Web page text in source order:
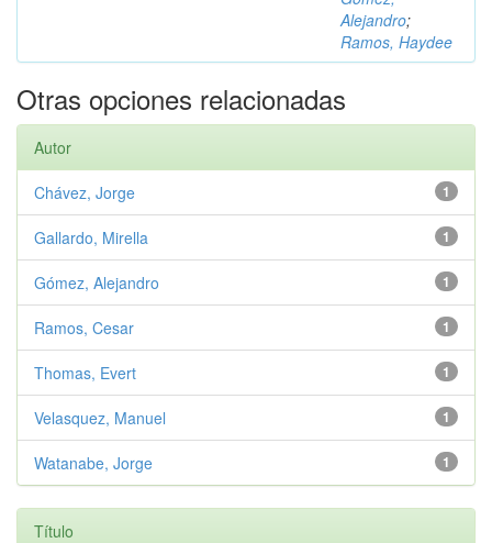
Alejandro;
Ramos, Haydee
Otras opciones relacionadas
Autor
1
Chávez, Jorge
1
Gallardo, Mirella
1
Gómez, Alejandro
1
Ramos, Cesar
1
Thomas, Evert
1
Velasquez, Manuel
1
Watanabe, Jorge
Título